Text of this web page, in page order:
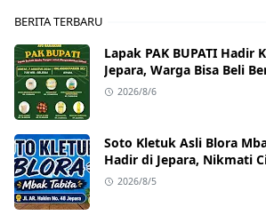
BERITA TERBARU
Lapak PAK BUPATI Hadir
Jepara, Warga Bisa Beli
Goreng dengan Harga
2026/8/6
Soto Kletuk Asli Blora
Hadir di Jepara, Nikmati
Mulai Rp10 Ribu
2026/8/5